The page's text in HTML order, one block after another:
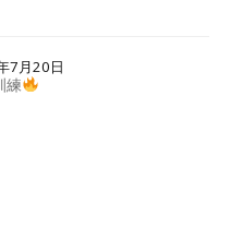
7月20日
練